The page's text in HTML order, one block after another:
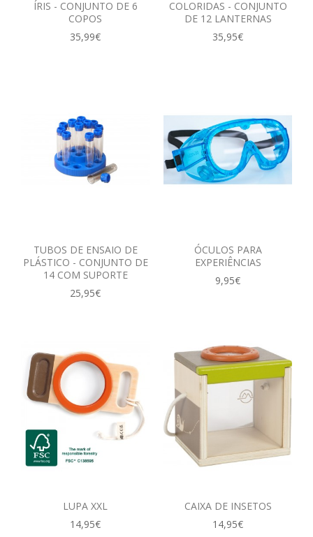
ÍRIS - CONJUNTO DE 6
COPOS
35,99€
COLORIDAS - CONJUNTO
DE 12 LANTERNAS
35,95€
TUBOS DE ENSAIO DE
PLÁSTICO - CONJUNTO DE
14 COM SUPORTE
25,95€
ÓCULOS PARA
EXPERIÊNCIAS
9,95€
LUPA XXL
14,95€
CAIXA DE INSETOS
14,95€